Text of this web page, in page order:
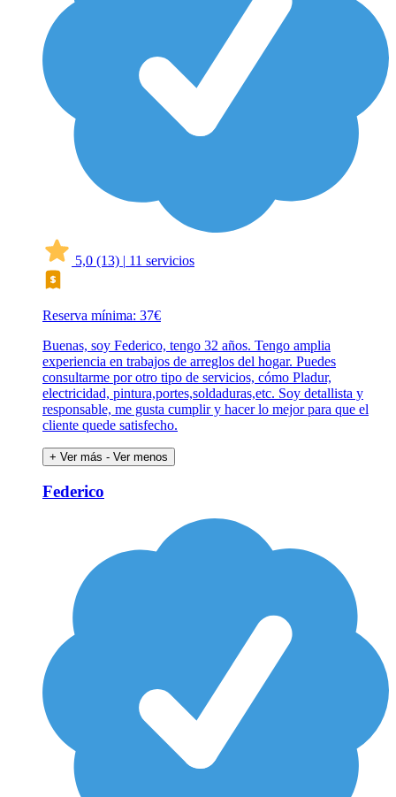
5,0 (13) | 11 servicios
Reserva mínima: 37€
Buenas, soy Federico, tengo 32 años. Tengo amplia
experiencia en trabajos de arreglos del hogar. Puedes
consultarme por otro tipo de servicios, cómo Pladur,
electricidad, pintura,portes,soldaduras,etc. Soy detallista y
responsable, me gusta cumplir y hacer lo mejor para que el
cliente quede satisfecho.
+ Ver más - Ver menos
Federico